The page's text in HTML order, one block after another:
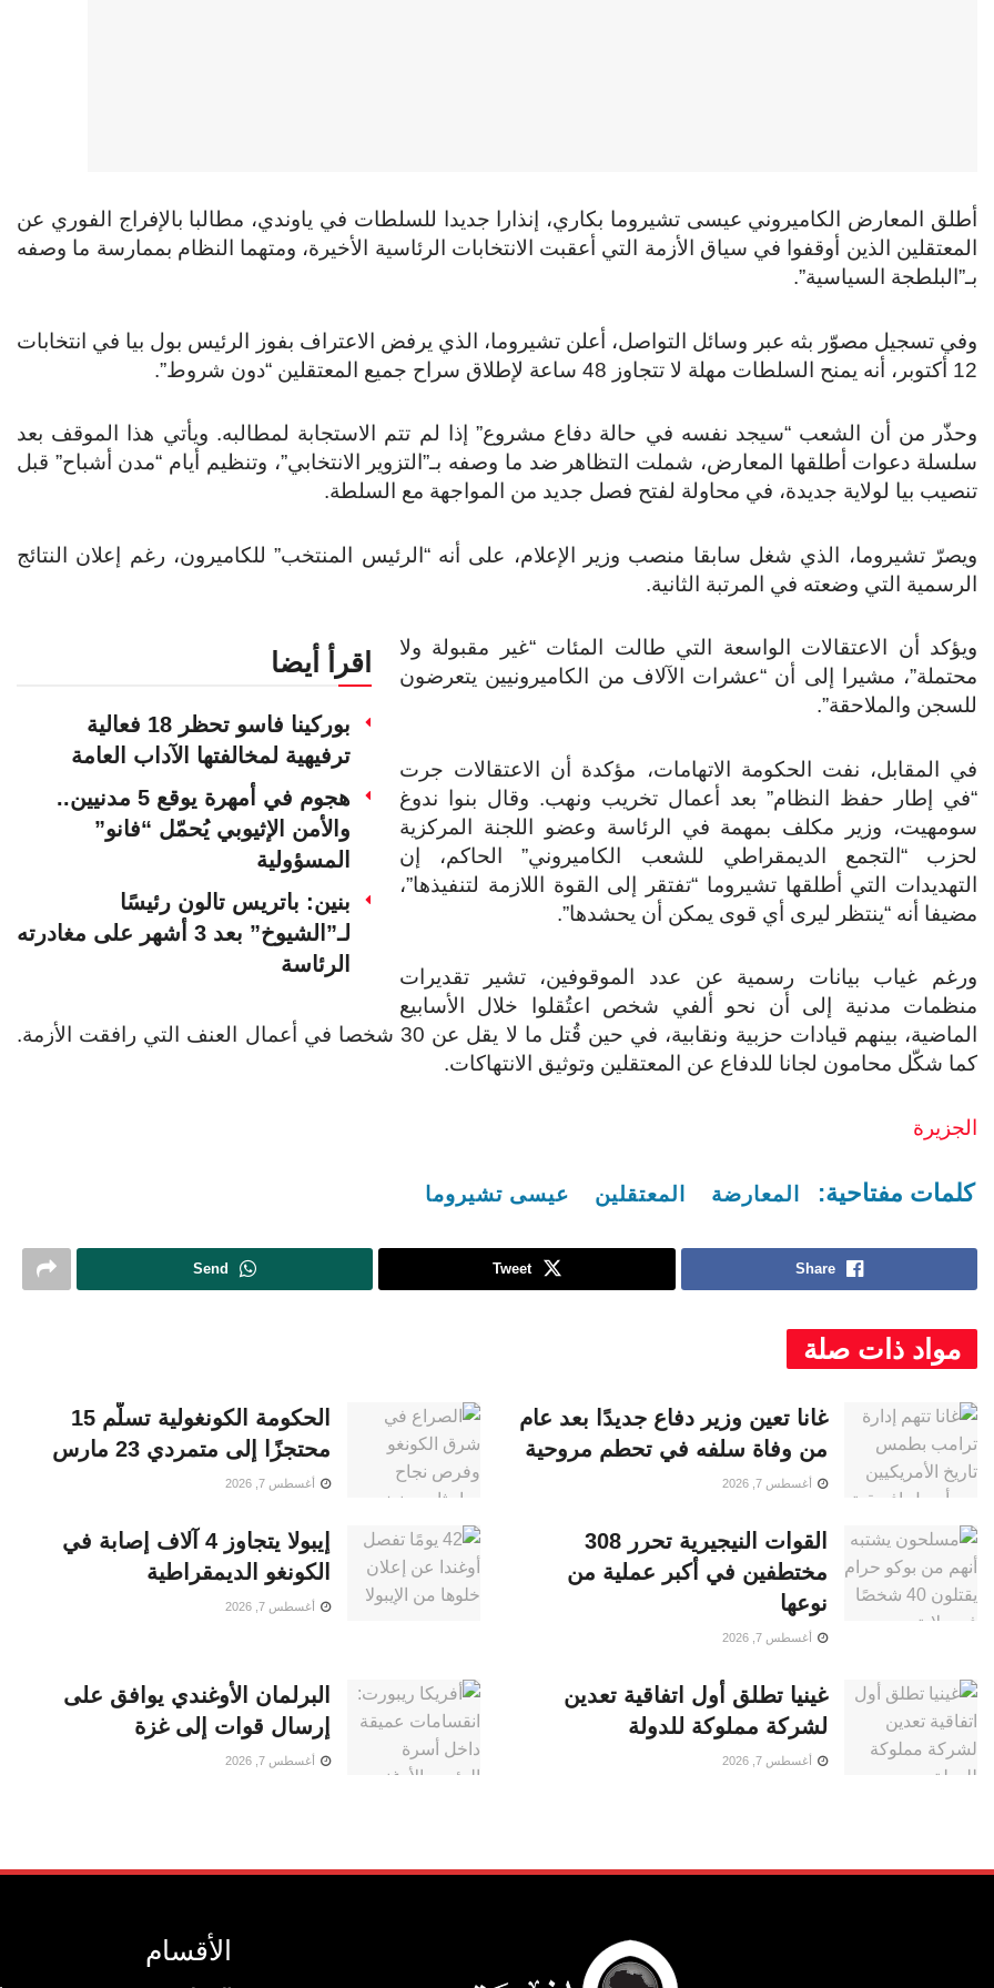
أطلق المعارض الكاميروني عيسى تشيروما بكاري، إنذارا جديدا للسلطات في ياوندي، مطالبا بالإفراج الفوري عن
المعتقلين الذين أوقفوا في سياق الأزمة التي أعقبت الانتخابات الرئاسية الأخيرة، ومتهما النظام بممارسة ما وصفه
بـ”البلطجة السياسية”.
وفي تسجيل مصوّر بثه عبر وسائل التواصل، أعلن تشيروما، الذي يرفض الاعتراف بفوز الرئيس بول بيا في انتخابات
12 أكتوبر، أنه يمنح السلطات مهلة لا تتجاوز 48 ساعة لإطلاق سراح جميع المعتقلين “دون شروط”.
وحذّر من أن الشعب “سيجد نفسه في حالة دفاع مشروع” إذا لم تتم الاستجابة لمطالبه. ويأتي هذا الموقف بعد
سلسلة دعوات أطلقها المعارض، شملت التظاهر ضد ما وصفه بـ”التزوير الانتخابي”، وتنظيم أيام “مدن أشباح” قبل
تنصيب بيا لولاية جديدة، في محاولة لفتح فصل جديد من المواجهة مع السلطة.
ويصرّ تشيروما، الذي شغل سابقا منصب وزير الإعلام، على أنه “الرئيس المنتخب” للكاميرون، رغم إعلان النتائج
الرسمية التي وضعته في المرتبة الثانية.
اقرأ أيضا
بوركينا فاسو تحظر 18 فعالية
ترفيهية لمخالفتها الآداب العامة
هجوم في أمهرة يوقع 5 مدنيين..
والأمن الإثيوبي يُحمّل “فانو”
المسؤولية
بنين: باتريس تالون رئيسًا
لـ”الشيوخ” بعد 3 أشهر على مغادرته
الرئاسة
ويؤكد أن الاعتقالات الواسعة التي طالت المئات “غير مقبولة ولا
محتملة”، مشيرا إلى أن “عشرات الآلاف من الكاميرونيين يتعرضون
للسجن والملاحقة”.
في المقابل، نفت الحكومة الاتهامات، مؤكدة أن الاعتقالات جرت
“في إطار حفظ النظام” بعد أعمال تخريب ونهب. وقال بنوا ندوغ
سومهيت، وزير مكلف بمهمة في الرئاسة وعضو اللجنة المركزية
لحزب “التجمع الديمقراطي للشعب الكاميروني” الحاكم، إن
التهديدات التي أطلقها تشيروما “تفتقر إلى القوة اللازمة لتنفيذها”،
مضيفا أنه “ينتظر ليرى أي قوى يمكن أن يحشدها”.
ورغم غياب بيانات رسمية عن عدد الموقوفين، تشير تقديرات
منظمات مدنية إلى أن نحو ألفي شخص اعتُقلوا خلال الأسابيع
الماضية، بينهم قيادات حزبية ونقابية، في حين قُتل ما لا يقل عن 30 شخصا في أعمال العنف التي رافقت الأزمة.
كما شكّل محامون لجانا للدفاع عن المعتقلين وتوثيق الانتهاكات.
الجزيرة
كلمات مفتاحية: المعارضة المعتقلين عيسى تشيروما
Share
Tweet
Send
مواد ذات صلة
غانا تعين وزير دفاع جديدًا بعد عام
من وفاة سلفه في تحطم مروحية
أغسطس 7, 2026
الحكومة الكونغولية تسلّم 15
محتجزًا إلى متمردي 23 مارس
أغسطس 7, 2026
القوات النيجيرية تحرر 308
مختطفين في أكبر عملية من
نوعها
أغسطس 7, 2026
إيبولا يتجاوز 4 آلاف إصابة في
الكونغو الديمقراطية
أغسطس 7, 2026
غينيا تطلق أول اتفاقية تعدين
لشركة مملوكة للدولة
أغسطس 7, 2026
البرلمان الأوغندي يوافق على
إرسال قوات إلى غزة
أغسطس 7, 2026
الأقسام